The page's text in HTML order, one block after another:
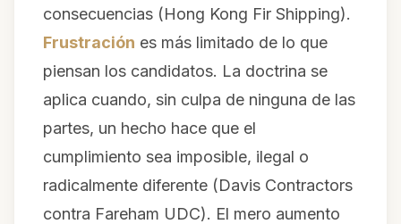
consecuencias (Hong Kong Fir Shipping).
Frustración es más limitado de lo que
piensan los candidatos. La doctrina se
aplica cuando, sin culpa de ninguna de las
partes, un hecho hace que el
cumplimiento sea imposible, ilegal o
radicalmente diferente (Davis Contractors
contra Fareham UDC). El mero aumento